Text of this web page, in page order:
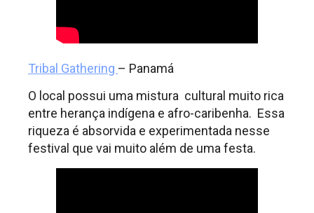
Tribal Gathering – Panamá
O local possui uma mistura cultural muito rica
entre herança indígena e afro-caribenha. Essa
riqueza é absorvida e experimentada nesse
festival que vai muito além de uma festa.